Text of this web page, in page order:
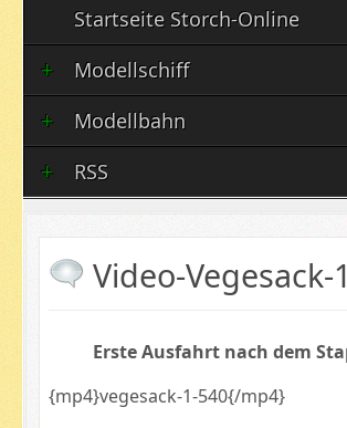
Startseite Storch-Online
Modellschiff
Modellbahn
RSS
Video-Vegesack-1
Erste Ausfahrt nach dem
{mp4}vegesack-1-540{/mp4}